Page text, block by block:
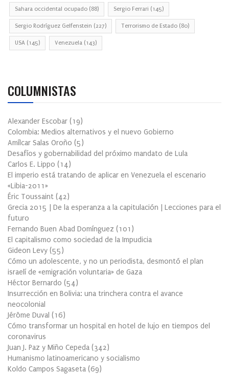
Sahara occidental ocupado (88) Sergio Ferrari (145)
Sergio Rodríguez Gelfenstein (227) Terrorismo de Estado (80)
USA (145) Venezuela (143)
COLUMNISTAS
Alexander Escobar (19)
Colombia: Medios alternativos y el nuevo Gobierno
Amílcar Salas Oroño (5)
Desafíos y gobernabilidad del próximo mandato de Lula
Carlos E. Lippo (14)
El imperio está tratando de aplicar en Venezuela el escenario
«Libia-2011»
Éric Toussaint (42)
Grecia 2015 | De la esperanza a la capitulación | Lecciones para el
futuro
Fernando Buen Abad Domínguez (101 )
El capitalismo como sociedad de la Impudicia
Gideon Levy (55)
Cómo un adolescente, y no un periodista, desmontó el plan
israelí de «emigración voluntaria» de Gaza
Héctor Bernardo (54)
Insurrección en Bolivia: una trinchera contra el avance
neocolonial
Jérôme Duval (16)
Cómo transformar un hospital en hotel de lujo en tiempos del
coronavirus
Juan J. Paz y Miño Cepeda (342)
Humanismo latinoamericano y socialismo
Koldo Campos Sagaseta (69)